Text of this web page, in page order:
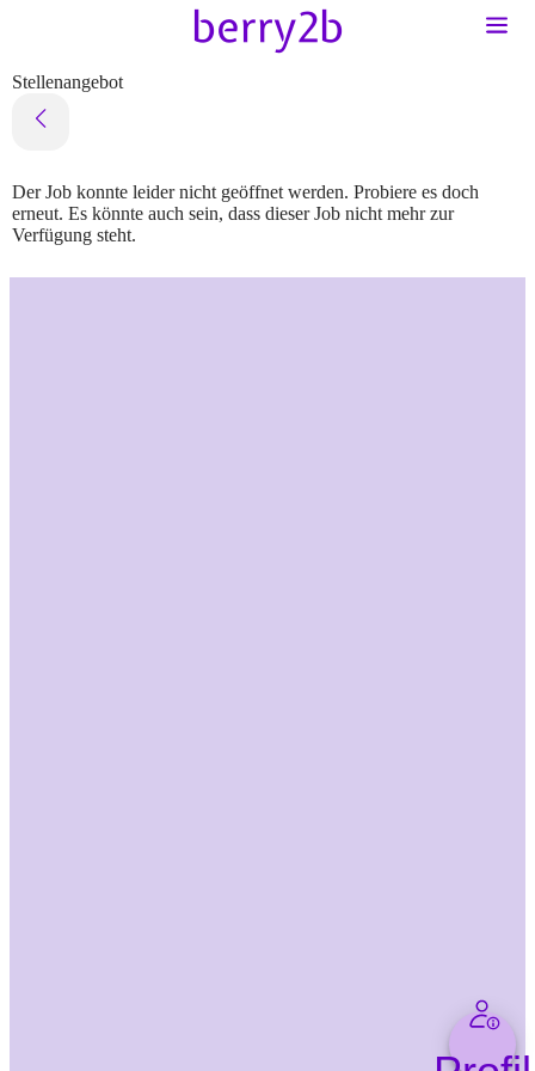
Stellenangebot
Der Job konnte leider nicht geöffnet werden. Probiere es doch
erneut. Es könnte auch sein, dass dieser Job nicht mehr zur
Verfügung steht.